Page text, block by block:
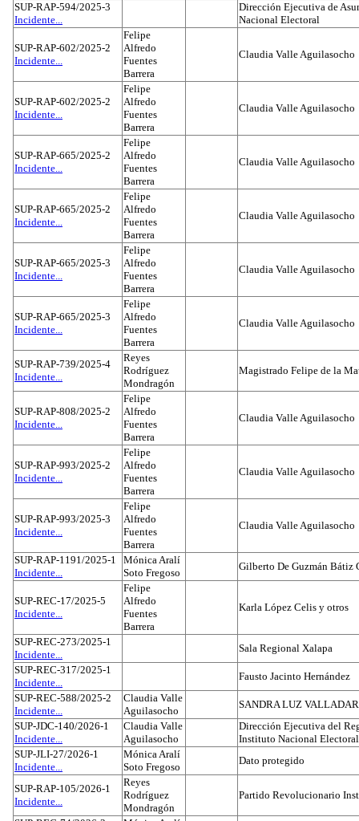
SUP-RAP-594/2025-3
Incidente...
Dirección Ejecutiva de
Nacional Electoral
SUP-RAP-602/2025-2
Incidente...
Felipe
Alfredo
Fuentes
Barrera
Claudia Valle Aguilasocho
SUP-RAP-602/2025-2
Incidente...
Felipe
Alfredo
Fuentes
Barrera
Claudia Valle Aguilasocho
SUP-RAP-665/2025-2
Incidente...
Felipe
Alfredo
Fuentes
Barrera
Claudia Valle Aguilasocho
SUP-RAP-665/2025-2
Incidente...
Felipe
Alfredo
Fuentes
Barrera
Claudia Valle Aguilasocho
SUP-RAP-665/2025-3
Incidente...
Felipe
Alfredo
Fuentes
Barrera
Claudia Valle Aguilasocho
SUP-RAP-665/2025-3
Incidente...
Felipe
Alfredo
Fuentes
Barrera
Claudia Valle Aguilasocho
SUP-RAP-739/2025-4
Incidente...
Reyes
Rodríguez
Mondragón
Magistrado Felipe de la
SUP-RAP-808/2025-2
Incidente...
Felipe
Alfredo
Fuentes
Barrera
Claudia Valle Aguilasocho
SUP-RAP-993/2025-2
Incidente...
Felipe
Alfredo
Fuentes
Barrera
Claudia Valle Aguilasocho
SUP-RAP-993/2025-3
Incidente...
Felipe
Alfredo
Fuentes
Barrera
Claudia Valle Aguilasocho
SUP-RAP-1191/2025-1
Incidente...
Mónica Aralí
Soto Fregoso
Gilberto De Guzmán Bátiz
SUP-REC-17/2025-5
Incidente...
Felipe
Alfredo
Fuentes
Barrera
Karla López Celis y otros
SUP-REC-273/2025-1
Incidente...
Sala Regional Xalapa
SUP-REC-317/2025-1
Incidente...
Fausto Jacinto Hernández
SUP-REC-588/2025-2
Incidente...
Claudia Valle
Aguilasocho
SANDRA LUZ
SUP-JDC-140/2026-1
Incidente...
Claudia Valle
Aguilasocho
Dirección Ejecutiva del
Instituto Nacional Electoral
SUP-JLI-27/2026-1
Incidente...
Mónica Aralí
Soto Fregoso
Dato protegido
SUP-RAP-105/2026-1
Incidente...
Reyes
Rodríguez
Mondragón
Partido Revolucionario